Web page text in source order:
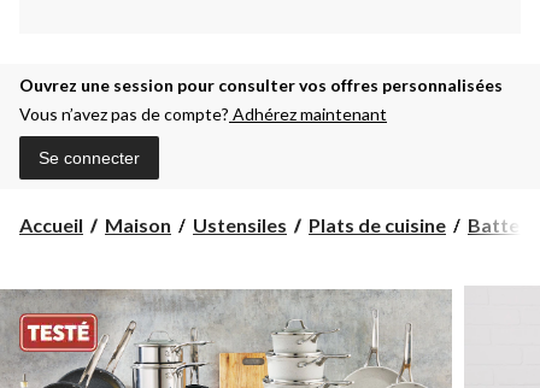
Ouvrez une session pour consulter vos offres personnalisées
Vous n’avez pas de compte? Adhérez maintenant
Se connecter
Accueil Maison Ustensiles Plats de cuisine